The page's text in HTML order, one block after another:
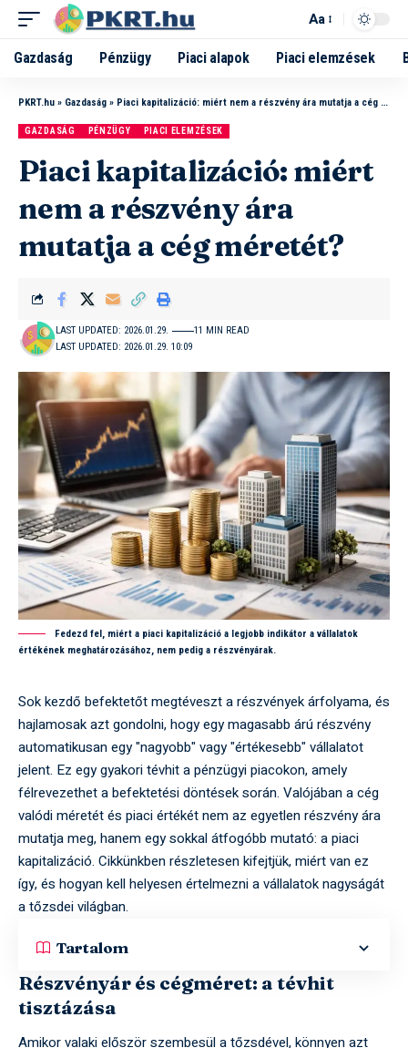
Aa
Gazdaság Pénzügy Piaci alapok Piaci elemzések
PKRT.hu » Gazdaság » Piaci kapitalizáció: miért nem a részvény ára mutatja a cég méretét?
GAZDASÁG PÉNZÜGY PIACI ELEMZÉSEK
Piaci kapitalizáció: miért
nem a részvény ára
mutatja a cég méretét?
LAST UPDATED: 2026.01.29. 10:09
LAST UPDATED: 2026.01.29. 11 MIN READ
Fedezd fel, miért a piaci kapitalizáció a legjobb indikátor a vállalatok
értékének meghatározásához, nem pedig a részvényárak.
Sok kezdő befektetőt megtéveszt a részvények árfolyama, és
hajlamosak azt gondolni, hogy egy magasabb árú részvény
automatikusan egy "nagyobb" vagy "értékesebb" vállalatot
jelent. Ez egy gyakori tévhit a pénzügyi piacokon, amely
félrevezethet a befektetési döntések során. Valójában a cég
valódi méretét és piaci értékét nem az egyetlen részvény ára
mutatja meg, hanem egy sokkal átfogóbb mutató: a piaci
kapitalizáció. Cikkünkben részletesen kifejtjük, miért van ez
így, és hogyan kell helyesen értelmezni a vállalatok nagyságát
a tőzsdei világban.
Tartalom
Részvényár és cégméret: a tévhit
tisztázása
Amikor valaki először szembesül a tőzsdével, könnyen azt